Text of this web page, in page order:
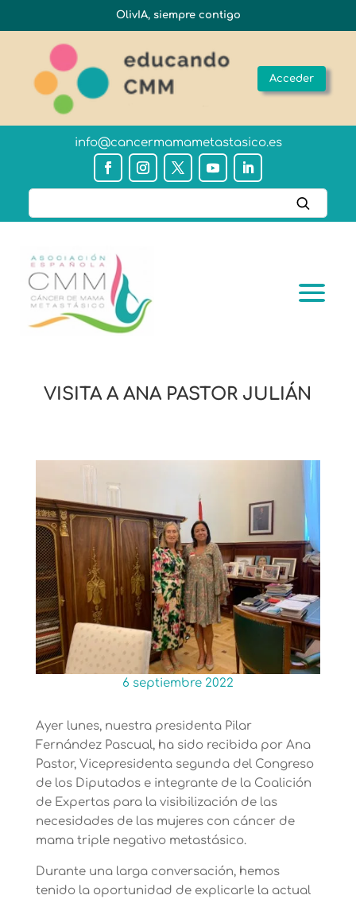
OlivIA, siempre contigo
Acceder
info@cancermamametastasico.es
VISITA A ANA PASTOR JULIÁN
6 septiembre 2022
Ayer lunes, nuestra presidenta Pilar
Fernández Pascual, ha sido recibida por Ana
Pastor, Vicepresidenta segunda del Congreso
de los Diputados e integrante de la Coalición
de Expertas para la visibilización de las
necesidades de las mujeres con cáncer de
mama triple negativo metastásico.
Durante una larga conversación, hemos
tenido la oportunidad de explicarle la actual